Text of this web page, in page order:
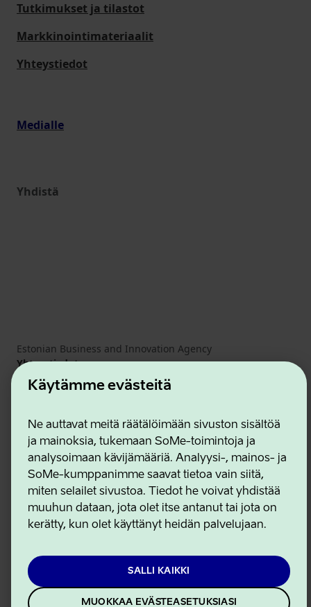
Käytämme evästeitä
Ne auttavat meitä räätälöimään sivuston sisältöä
ja mainoksia, tukemaan SoMe-toimintoja ja
analysoimaan kävijämääriä. Analyysi-, mainos- ja
SoMe-kumppanimme saavat tietoa vain siitä,
miten selailet sivustoa. Tiedot he voivat yhdistää
muuhun dataan, jota olet itse antanut tai jota on
kerätty, kun olet käyttänyt heidän palvelujaan.
SALLI KAIKKI
MUOKKAA EVÄSTEASETUKSIASI
Tutkimukset ja tilastot
Markkinointimateriaalit
Yhteystiedot
Medialle
Yhdistä
Estonian Business and Innovation Agency
Yhteystiedot
Yhteistyökumppanit
Käyttöehdot